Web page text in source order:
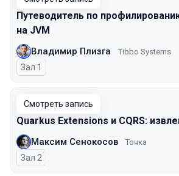
Путеводитель по
на JVM
Владимир Плизга Tibbo Systems
Зал 1
Смотреть запись
Quarkus Extensions и CQRS:
Максим Сенокосов Точка
Зал 2